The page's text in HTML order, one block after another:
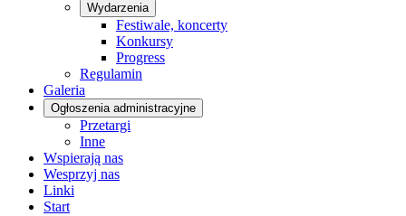
Wydarzenia
Festiwale, koncerty
Konkursy
Progress
Regulamin
Galeria
Ogłoszenia administracyjne
Przetargi
Inne
Wspierają nas
Wesprzyj nas
Linki
Start